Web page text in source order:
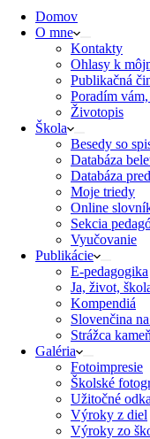
Domov
O mne
Kontakty
Ohlasy k
Publikačná
Poradím
Životopis
Škola
Besedy so
Databáza
Databáza
Moje triedy
Online
Sekcia
Vyučovanie
Publikácie
E-pedagogika
Ja, život,
Kompendiá
Slovenčina
Strážca
Galéria
Fotoimpresie
Školské
Užitočné
Výroky z diel
Výroky zo